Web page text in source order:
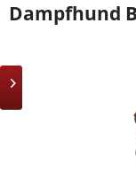
Dampfhund